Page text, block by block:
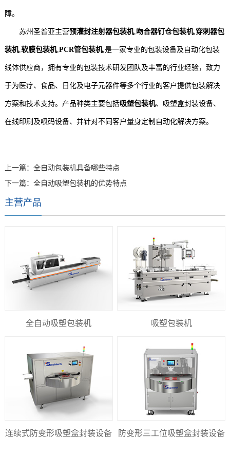
障。
苏州圣普亚主营预灌封注射器包装机, 吻合器钉仓包装机, 穿刺器包
装机, 软膜包装机, PCR管包装机,是一家专业的包装设备及自动化包装
线体供应商，拥有专业的包装技术研发团队及丰富的行业经验，致力
于为医疗、食品、日化及电子元器件等多个行业的客户提供包装解决
方案和技术支持。产品种类主要包括吸塑包装机、吸塑盒封装设备、
在线印刷及喷码设备、并针对不同客户量身定制自动化解决方案。
上一篇： 全自动包装机具备哪些特点
下一篇： 全自动吸塑包装机的优势特点
主营产品
全自动吸塑包装机 吸塑包装机
连续式防变形吸塑盒封装设备 防变形三工位吸塑盒封装设备